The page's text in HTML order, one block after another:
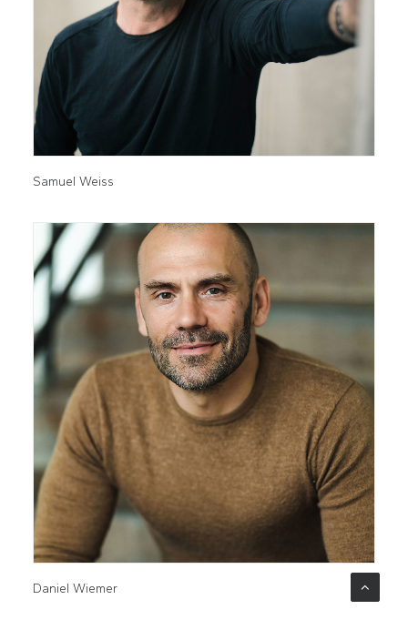
Samuel Weiss
Daniel Wiemer